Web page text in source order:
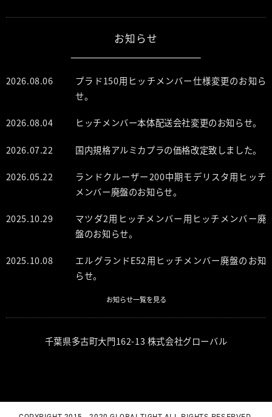
お知らせ
2026.08.06
プラド150用ヒッチメンバー仕様変更のお知ら
せ。
2026.08.04 ヒッチメンバー本体配送会社変更のお知らせ。
2026.07.22 国内規格アルミカプラの価格改定致しました。
2026.05.22
ランドクルーザー200中期モデリスタ用ヒッチ
メンバー廃盤のお知らせ。
2025.10.29
マツダ2用ヒッチメンバー用ヒッチメンバー廃
盤のお知らせ。
2025.10.08
エルグランドE52用ヒッチメンバー廃盤のお知
らせ。
お知らせ一覧を見る
千葉県多古町大門162-13 株式会社グローバル